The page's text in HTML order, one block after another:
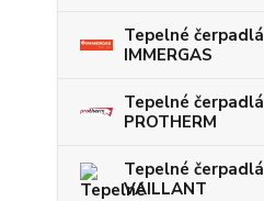
Tepelné čerpadlá
IMMERGAS
Tepelné čerpadlá
PROTHERM
Tepelné čerpadlá
VAILLANT